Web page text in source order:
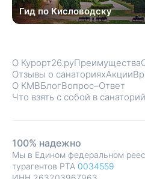
Гид по Кисловодску
О Курорт26.руПреимущества
Отзывы о санаторияхАкции
О КМВБлогВопрос–Ответ
Что взять с собой в
100% надежно
Мы в Едином федеральном
турагентов РТА 0034559